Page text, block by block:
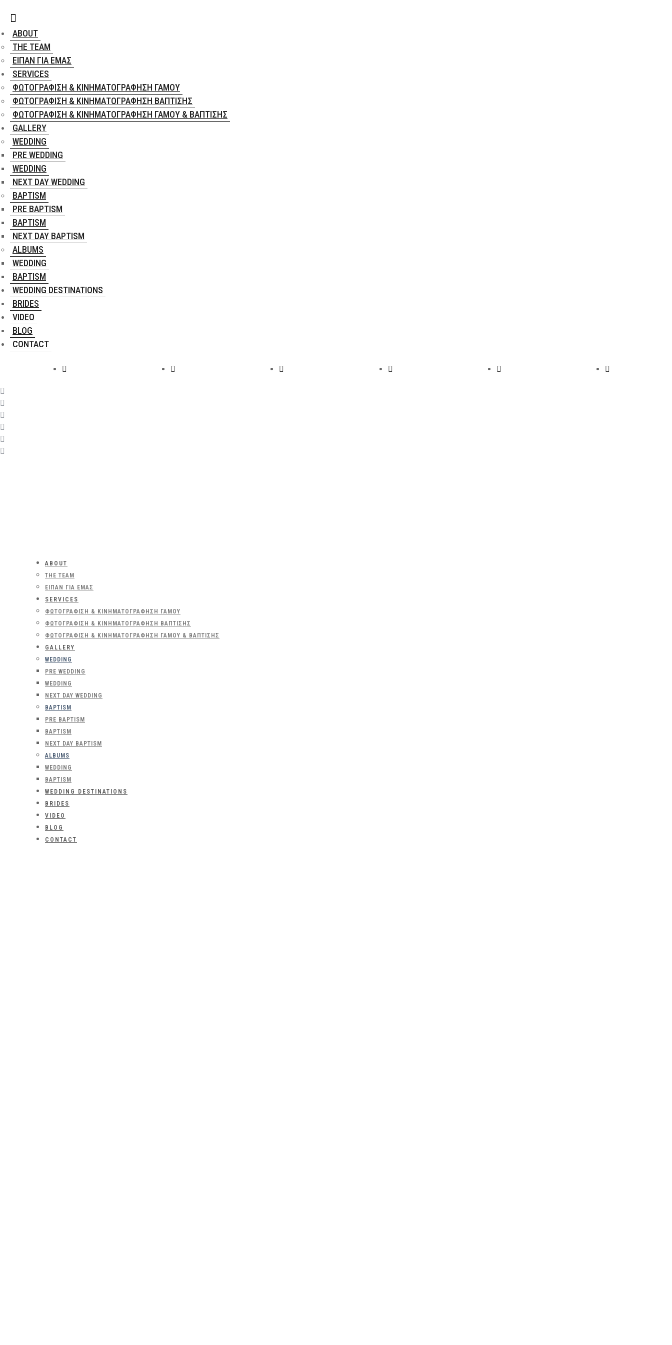
ABOUT
THE TEAM
ΕΊΠΑΝ ΓΙΑ ΕΜΆΣ
SERVICES
ΦΩΤΟΓΡΆΦΙΣΗ & ΚΙΝΗΜΑΤΟΓΡΆΦΗΣΗ ΓΆΜΟΥ
ΦΩΤΟΓΡΆΦΙΣΗ & ΚΙΝΗΜΑΤΟΓΡΆΦΗΣΗ ΒΆΠΤΙΣΗΣ
ΦΩΤΟΓΡΆΦΙΣΗ & ΚΙΝΗΜΑΤΟΓΡΆΦΗΣΗ ΓΆΜΟΥ & ΒΆΠΤΙΣΗΣ
GALLERY
WEDDING
PRE WEDDING
WEDDING
NEXT DAY WEDDING
BAPTISM
PRE BAPTISM
BAPTISM
NEXT DAY BAPTISM
ALBUMS
WEDDING
BAPTISM
WEDDING DESTINATIONS
BRIDES
VIDEO
BLOG
CONTACT
ABOUT
THE TEAM
ΕΊΠΑΝ ΓΙΑ ΕΜΆΣ
SERVICES
ΦΩΤΟΓΡΆΦΙΣΗ & ΚΙΝΗΜΑΤΟΓΡΆΦΗΣΗ ΓΆΜΟΥ
ΦΩΤΟΓΡΆΦΙΣΗ & ΚΙΝΗΜΑΤΟΓΡΆΦΗΣΗ ΒΆΠΤΙΣΗΣ
ΦΩΤΟΓΡΆΦΙΣΗ & ΚΙΝΗΜΑΤΟΓΡΆΦΗΣΗ ΓΆΜΟΥ & ΒΆΠΤΙΣΗΣ
GALLERY
WEDDING
PRE WEDDING
WEDDING
NEXT DAY WEDDING
BAPTISM
PRE BAPTISM
BAPTISM
NEXT DAY BAPTISM
ALBUMS
WEDDING
BAPTISM
WEDDING DESTINATIONS
BRIDES
VIDEO
BLOG
CONTACT